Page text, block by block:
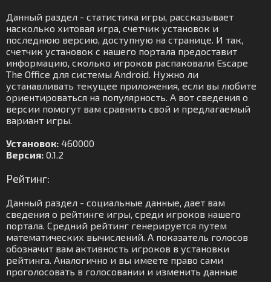
Данный раздел - статистика игры, рассказывает
насколько хитовая игра, счетчик установок и
последнюю версию, доступную на странице. И так,
счетчик установок с нашего портала предоставит
информацию, сколько игроков распаковали Escape
The Office для системы Android. Нужно ли
устанавливать текущее приложения, если вы любите
ориентироваться на популярность. А вот сведения о
версии помогут вам сравнить свой и предлагаемый
вариант игры.
Установок: 460000
Версия: 0.1.2
Рейтинг:
Данный раздел - социальные данные, дает вам
сведения о рейтинге игры, среди игроков нашего
портала. Средний рейтинг генерируется путем
математических вычислений. А показатель голосов
обозначит вам активность игроков в установки
рейтинга. Аналогично и вы имеете право сами
проголосовать в голосовании и изменить данные